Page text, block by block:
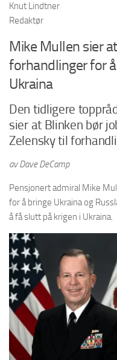
Knut Lindtner
Redaktør
Mike Mullen sier
forhandlinger for
Ukraina
Den tidligere
sier at Blinken bør
Zelensky til
av Dave DeCamp
Pensjonert admiral Mike
for å bringe Ukraina og
å få slutt på krigen i Ukraina.